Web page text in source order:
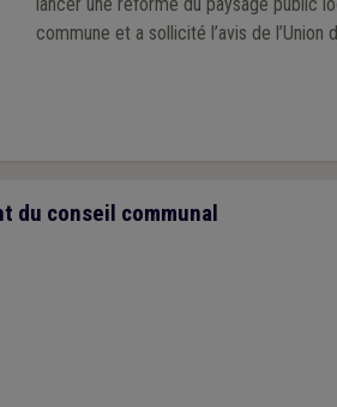
commune et a sollicité l’avis de
du conseil communal